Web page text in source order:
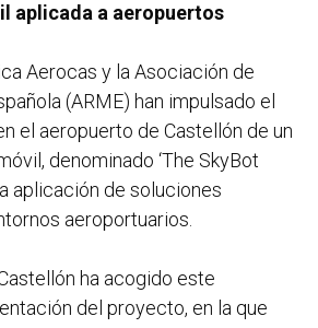
aplicada a aeropuertos
Aerocas y la Asociación de
(ARME) han impulsado el
el aeropuerto de Castellón de un
denominado ‘The SkyBot
aplicación de soluciones
aeroportuarios.
ha acogido este
del proyecto, en la que